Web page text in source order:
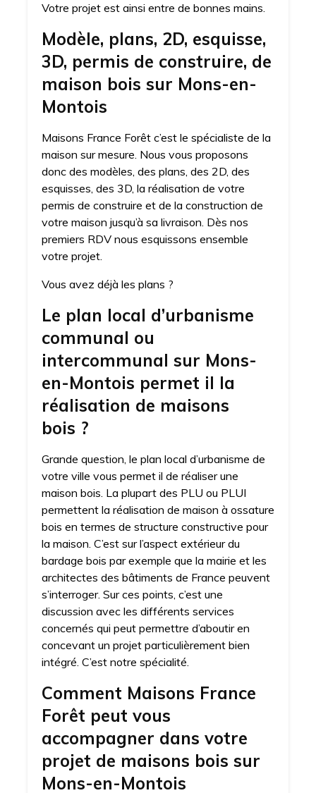
Votre projet est ainsi entre de bonnes mains.
Modèle, plans, 2D, esquisse,
3D, permis de construire, de
maison bois sur Mons-en-
Montois
Maisons France Forêt c’est le spécialiste de la
maison sur mesure. Nous vous proposons
donc des modèles, des plans, des 2D, des
esquisses, des 3D, la réalisation de votre
permis de construire et de la construction de
votre maison jusqu’à sa livraison. Dès nos
premiers RDV nous esquissons ensemble
votre projet.
Vous avez déjà les plans ?
Le plan local d’urbanisme
communal ou
intercommunal sur Mons-
en-Montois permet il la
réalisation de maisons
bois ?
Grande question, le plan local d’urbanisme de
votre ville vous permet il de réaliser une
maison bois. La plupart des PLU ou PLUI
permettent la réalisation de maison à ossature
bois en termes de structure constructive pour
la maison. C’est sur l’aspect extérieur du
bardage bois par exemple que la mairie et les
architectes des bâtiments de France peuvent
s’interroger. Sur ces points, c’est une
discussion avec les différents services
concernés qui peut permettre d’aboutir en
concevant un projet particulièrement bien
intégré. C’est notre spécialité.
Comment Maisons France
Forêt peut vous
accompagner dans votre
projet de maisons bois sur
Mons-en-Montois